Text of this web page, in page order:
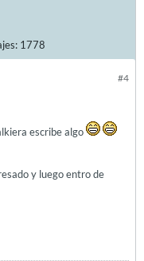
1778
#4
escribe algo
y luego entro de